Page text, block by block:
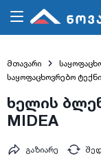
მთავარი
საყოფაცხოვრებო
ხელის
MIDEA
გაზიარე